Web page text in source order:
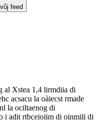
feed
al Xstea 1,4 lirmdiia di
acsacu la oàiecst rmade
la ociltaenog di
i adit rtbceioiim di oinmili di